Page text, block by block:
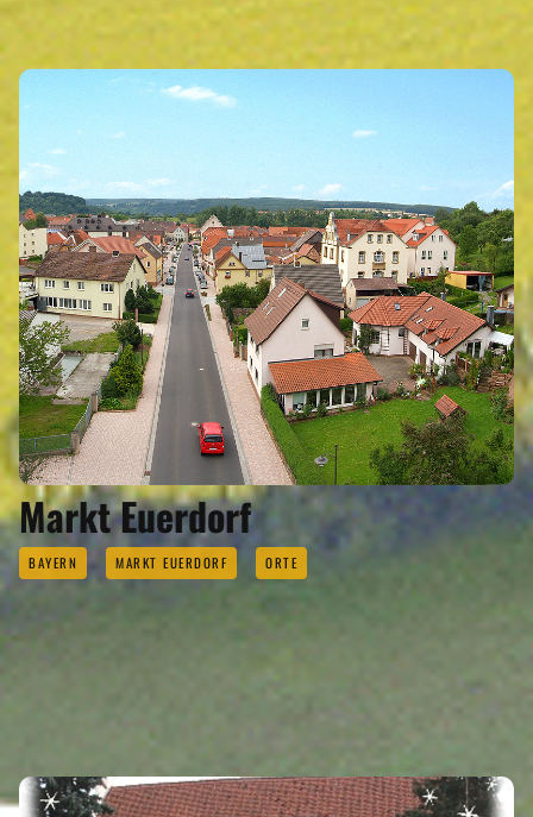
INTRO
Markt Euerdorf
BAYERN MARKT EUERDORF ORTE
EVENTS
Eigenen Event kostenlos erstellen >